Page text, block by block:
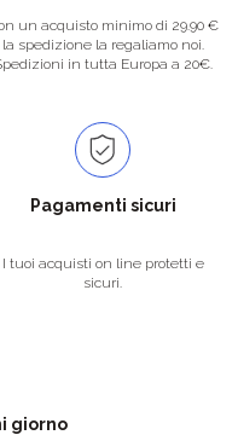
un acquisto minimo di 29.90 €
la spedizione la regaliamo noi.
in tutta Europa a 20€.
Pagamenti sicuri
I tuoi acquisti on line protetti e
sicuri.
giorno